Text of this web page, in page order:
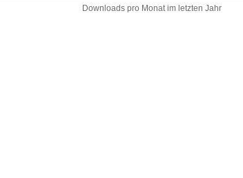
Downloads pro Monat im letzten Jahr